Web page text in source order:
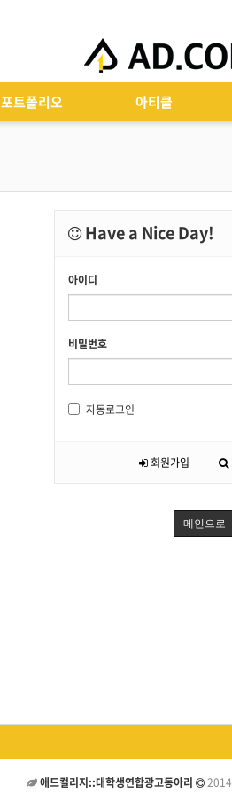
포트폴리오 아티클
Have a Nice Day!
아이디
비밀번호
자동로그인
회원가입
메인으로
애드컬리지::대학생연합광고동아리 2014